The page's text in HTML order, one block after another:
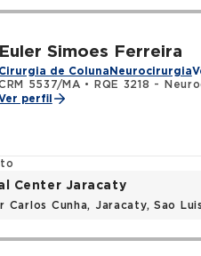
Euler Simoes Ferreira
Cirurgia de Coluna Neurocirurgia
5537/MA •
RQE 3218 -
perfil
Center Jaracaty
Carlos Cunha, Jaracaty, Sao